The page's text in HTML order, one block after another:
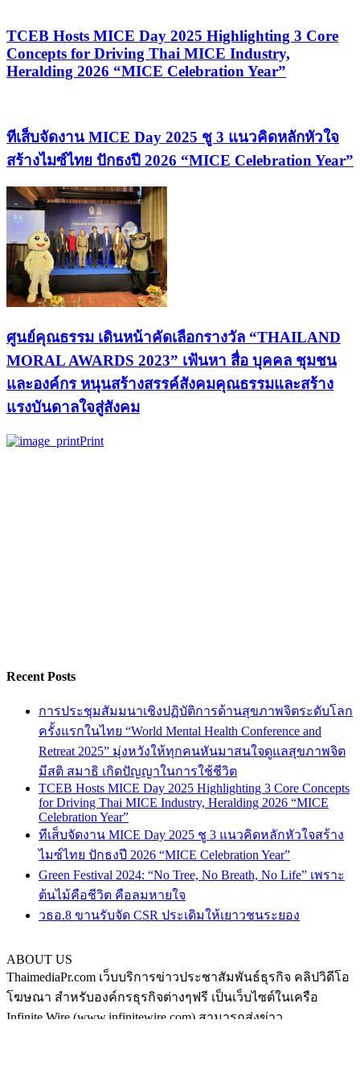
TCEB Hosts MICE Day 2025 Highlighting 3 Core
Concepts for Driving Thai MICE Industry,
Heralding 2026 “MICE Celebration Year”
ทีเส็บจัดงาน MICE Day 2025 ชู 3 แนวคิดหลักหัวใจ
สร้างไมซ์ไทย ปักธงปี 2026 “MICE Celebration Year”
ศูนย์คุณธรรม เดินหน้าคัดเลือกรางวัล “THAILAND
MORAL AWARDS 2023” เฟ้นหา สื่อ บุคคล ชุมชน
และองค์กร หนุนสร้างสรรค์สังคมคุณธรรมและสร้าง
แรงบันดาลใจสู่สังคม
Print
Recent Posts
การประชุมสัมมนาเชิงปฏิบัติการด้านสุขภาพจิตระดับโลก
ครั้งแรกในไทย “World Mental Health Conference and
Retreat 2025” มุ่งหวังให้ทุกคนหันมาสนใจดูแลสุขภาพจิต
มีสติ สมาธิ เกิดปัญญาในการใช้ชีวิต
TCEB Hosts MICE Day 2025 Highlighting 3 Core Concepts
for Driving Thai MICE Industry, Heralding 2026 “MICE
Celebration Year”
ทีเส็บจัดงาน MICE Day 2025 ชู 3 แนวคิดหลักหัวใจสร้าง
ไมซ์ไทย ปักธงปี 2026 “MICE Celebration Year”
Green Festival 2024: “No Tree, No Breath, No Life” เพราะ
ต้นไม้คือชีวิต คือลมหายใจ
วธอ.8 ขานรับจัด CSR ประเดิมให้เยาวชนระยอง
ABOUT US
ThaimediaPr.com เว็บบริการข่าวประชาสัมพันธ์ธุรกิจ คลิปวิดีโอ
โฆษณา สำหรับองค์กรธุรกิจต่างๆฟรี เป็นเว็บไซต์ในเครือ
Infinite Wire (www.infinitewire.com) สามารถส่งข่าว